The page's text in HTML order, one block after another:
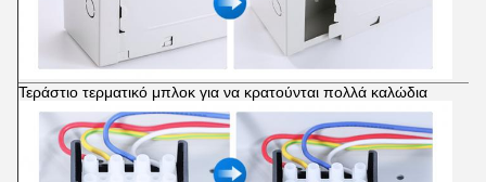
Τεράστιο τερματικό μπλοκ για να κρατούνται πολλά καλώδια